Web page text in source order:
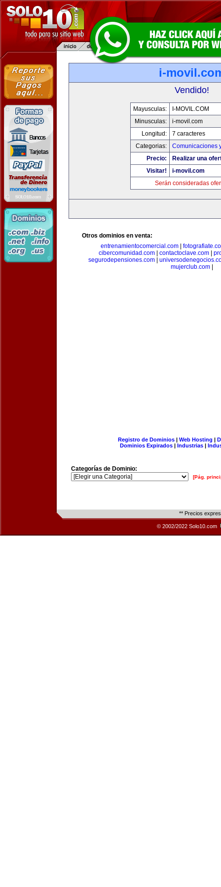
i-
Vendido!
Mayusculas:
I-MOVIL.COM
Minusculas:
i-movil.com
Longitud:
7 caracteres
Categorias:
Comunicaciones
Precio:
Realizar una
Visitar!
i-movil.com
Serán consideradas
Otros dominios en venta:
entrenamientocomercial.com
cibercomunidad.com
contactoclave.com
segurodepensiones.com
mujerclub.com
Registro de Dominios| Web Hosting |
Dominios Expirados | Industrias |
Categorías de Dominio:
[Pág.
** Precios
© 2002/2022 Solo10.com